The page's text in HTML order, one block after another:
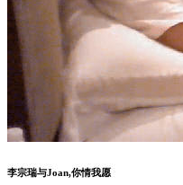
李宗瑞与Joan,你情我愿